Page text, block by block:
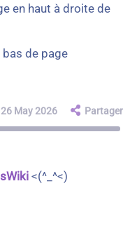
en haut à droite de
de page
May 2026 Partager
<(^_^<)